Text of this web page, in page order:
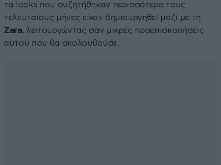
τα looks που συζητήθηκαν περισσότερο τους
τελευταίους μήνες είχαν δημιουργηθεί μαζί με τη
Zara, λειτουργώντας σαν μικρές προεπισκοπήσεις
αυτού που θα ακολουθούσε.